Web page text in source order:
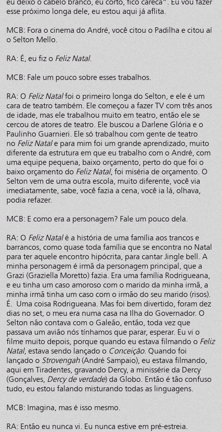
eu deixo o cabelo branco, eu corto, fico careca”. Eu vou fazer
esse próximo longa dele, eu estou aqui já aflita.
MCB: Fora o cinema do André, você citou o Padilha e citou aí
o Selton Mello.
RA: É, eu fiz o Feliz Natal.
MCB: Fale um pouco sobre esses trabalhos.
RA: O Feliz Natalfoi o primeiro longa do Selton, e ele é um
cara de teatro também. Ele começou a fazer TV com três anos
de idade, mas ele trabalhou muito em teatro, então ele se
cercou de atores de teatro. Ele buscou a Darlene Glória e o
Paulinho Guarnieri. Ele só trabalhou com gente de teatro
no Feliz Natale para mim foi um grande aprendizado, muito
diferente da estrutura em que eu trabalho com o André, com
uma equipe pequena, baixo orçamento, perto do que foi o
baixo orçamento do Feliz Natal, foi miséria de orçamento. O
Selton vem de uma outra escola, muito diferente, você via
imediatamente, sabe, você fazia a cena, você ia lá, olhava,
podia refazer.
MCB: E como era a personagem? Fale um pouco dela.
RA: O Feliz Natalé a história de uma família aos trancos e
barrancos, como quase toda família que se encontra no Natal
para ter aquele encontro hipócrita, para cantar Jingle bell. A
minha personagem é irmã da personagem principal, que a
Grazi (Graziella Moretto) fazia. Era uma família Rodrigueana,
e eu tinha um caso amoroso com o marido da minha irmã, a
minha irmã tinha um caso com o irmão do seu marido (risos).
É. Uma coisa Rodrigueana. Mas foi bem divertido, foram dez
dias no set, o meu era numa casa na Ilha do Governador. O
Selton não contava com o Galeão, então, toda vez que
passava um avião nós tínhamos que parar, esperar. Eu vi o
filme muito depois, porque quando eu estava filmando o Feliz
Natal, estava sendo lançado o Conceição. Quando foi
lançado o Strovengah(André Sampaio), eu estava filmando,
aqui em Tiradentes, gravando Dercy, a minissérie da Dercy
(Gonçalves, Dercy de verdade) da Globo. Então é tão confuso
tudo, eu estou falando misturando todas as linguagens.
MCB: Imagina, mas é isso mesmo.
RA: Então eu nunca vi. Eu nunca estive em pré-estreia.